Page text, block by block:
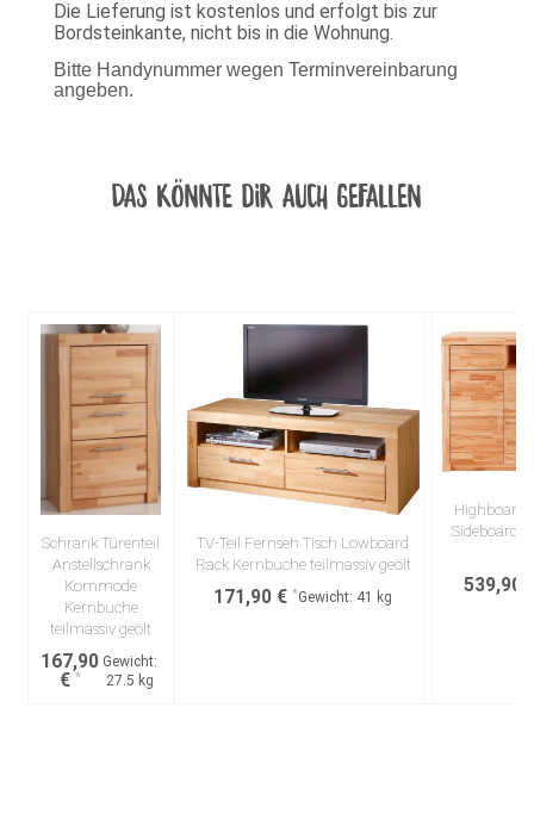
Die Lieferung ist kostenlos und erfolgt bis zur
Bordsteinkante, nicht bis in die Wohnung.
Bitte Handynummer wegen Terminvereinbarung
angeben.
Das könnte dir auch gefallen
Schrank Türenteil
Anstellschrank
Kommode
Kernbuche
teilmassiv geölt
167,90
€
Gewicht:
27.5 kg
TV-Teil Fernseh Tisch Lowboard
Rack Kernbuche teilmassiv geölt
171,90 € Gewicht: 41 kg
Highboard
Sideboard
539,90